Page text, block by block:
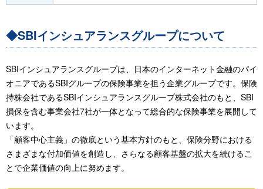
◆SBIインシュアランスグループについて
SBIインシュアランスグループは、日本のインターネット金融のパイ
オニアであるSBIグループの保険事業を担う企業グループです。保険
持株会社であるSBIインシュアランスグループ株式会社のもと、SBI
損保を含む事業会社7社が一体となって総合的な保険事業を展開して
います。
「顧客中心主義」の徹底という基本方針のもと、保険分野における
さまざまな付加価値を創造し、さらなる顧客基盤の拡大を続けるこ
とで企業価値の向上に努めます。